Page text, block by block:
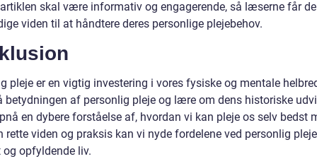
skal være informativ og engagerende, så læserne får
viden til at håndtere deres personlige plejebehov.
pleje er en vigtig investering i vores fysiske og mentale
betydningen af personlig pleje og lære om dens historiske
en dybere forståelse af, hvordan vi kan pleje os selv bedst
rette viden og praksis kan vi nyde fordelene ved personlig
og opfyldende liv.